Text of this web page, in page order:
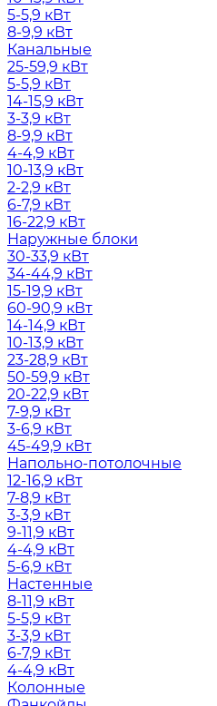
5-5,9 кВт
8-9,9 кВт
Канальные
25-59,9 кВт
5-5,9 кВт
14-15,9 кВт
3-3,9 кВт
8-9,9 кВт
4-4,9 кВт
10-13,9 кВт
2-2,9 кВт
6-7,9 кВт
16-22,9 кВт
Наружные блоки
30-33,9 кВт
34-44,9 кВт
15-19,9 кВт
60-90,9 кВт
14-14,9 кВт
10-13,9 кВт
23-28,9 кВт
50-59,9 кВт
20-22,9 кВт
7-9,9 кВт
3-6,9 кВт
45-49,9 кВт
Напольно-потолочные
12-16,9 кВт
7-8,9 кВт
3-3,9 кВт
9-11,9 кВт
4-4,9 кВт
5-6,9 кВт
Настенные
8-11,9 кВт
5-5,9 кВт
3-3,9 кВт
6-7,9 кВт
4-4,9 кВт
Колонные